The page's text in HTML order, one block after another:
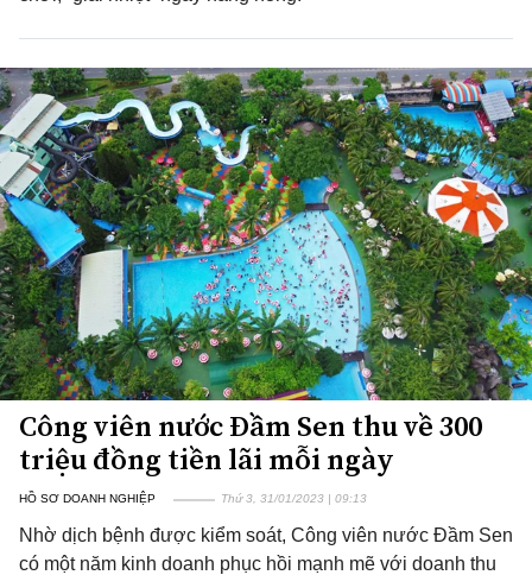
Công viên nước Đầm Sen thu về 300
triệu đồng tiền lãi mỗi ngày
HỒ SƠ DOANH NGHIỆP Thứ 3, 31/01/2023 | 09:13
Nhờ dịch bệnh được kiểm soát, Công viên nước Đầm Sen
có một năm kinh doanh phục hồi mạnh mẽ với doanh thu